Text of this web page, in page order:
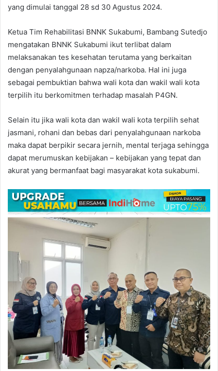
yang dimulai tanggal 28 sd 30 Agustus 2024.
Ketua Tim Rehabilitasi BNNK Sukabumi, Bambang Sutedjo
mengatakan BNNK Sukabumi ikut terlibat dalam
melaksanakan tes kesehatan terutama yang berkaitan
dengan penyalahgunaan napza/narkoba. Hal ini juga
sebagai pembuktian bahwa wali kota dan wakil wali kota
terpilih itu berkomitmen terhadap masalah P4GN.
Selain itu jika wali kota dan wakil wali kota terpilih sehat
jasmani, rohani dan bebas dari penyalahgunaan narkoba
maka dapat berpikir secara jernih, mental terjaga sehingga
dapat merumuskan kebijakan – kebijakan yang tepat dan
akurat yang bermanfaat bagi masyarakat kota sukabumi.